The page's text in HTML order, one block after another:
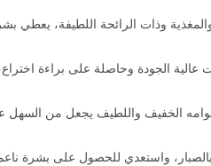
الجودة وحاصلة على براءة
الخفيف واللطيف يجعل من السهل
واستعدي للحصول على بشرة